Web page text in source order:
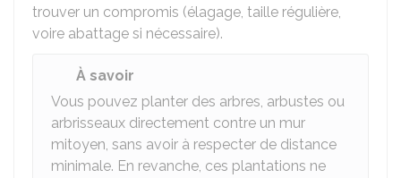
trouver un compromis (élagage, taille régulière,
voire abattage si nécessaire).
À savoir
Vous pouvez planter des arbres, arbustes ou
arbrisseaux directement contre un mur
mitoyen, sans avoir à respecter de distance
minimale. En revanche, ces plantations ne